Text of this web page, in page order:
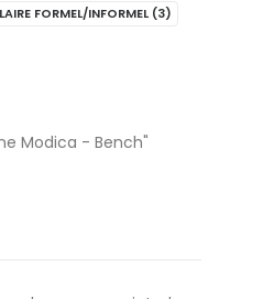
FORMEL/INFORMEL (3)